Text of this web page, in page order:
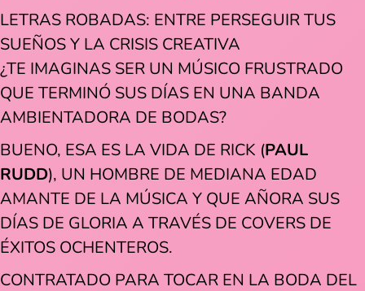
LETRAS ROBADAS: ENTRE PERSEGUIR TUS
SUEÑOS Y LA CRISIS CREATIVA
¿TE IMAGINAS SER UN MÚSICO FRUSTRADO
QUE TERMINÓ SUS DÍAS EN UNA BANDA
AMBIENTADORA DE BODAS?
BUENO, ESA ES LA VIDA DE RICK (PAUL
RUDD), UN HOMBRE DE MEDIANA EDAD
AMANTE DE LA MÚSICA Y QUE AÑORA SUS
DÍAS DE GLORIA A TRAVÉS DE COVERS DE
ÉXITOS OCHENTEROS.
CONTRATADO PARA TOCAR EN LA BODA DEL